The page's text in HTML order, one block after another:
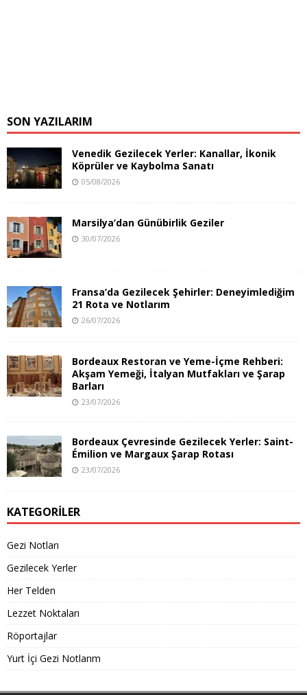
SON YAZILARIM
Venedik Gezilecek Yerler: Kanallar, İkonik
Köprüler ve Kaybolma Sanatı
05/08/2026
Marsilya’dan Günübirlik Geziler
30/07/2026
Fransa’da Gezilecek Şehirler: Deneyimlediğim
21 Rota ve Notlarım
26/07/2026
Bordeaux Restoran ve Yeme-İçme Rehberi:
Akşam Yemeği, İtalyan Mutfakları ve Şarap
Barları
23/07/2026
Bordeaux Çevresinde Gezilecek Yerler: Saint-
Émilion ve Margaux Şarap Rotası
23/07/2026
KATEGORILER
Gezi Notları
Gezilecek Yerler
Her Telden
Lezzet Noktaları
Röportajlar
Yurt İçi Gezi Notlarım